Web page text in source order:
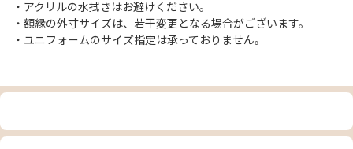
・アクリルの水拭きはお避けください。
・額縁の外寸サイズは、若干変更となる場合がございます。
・ユニフォームのサイズ指定は承っておりません。